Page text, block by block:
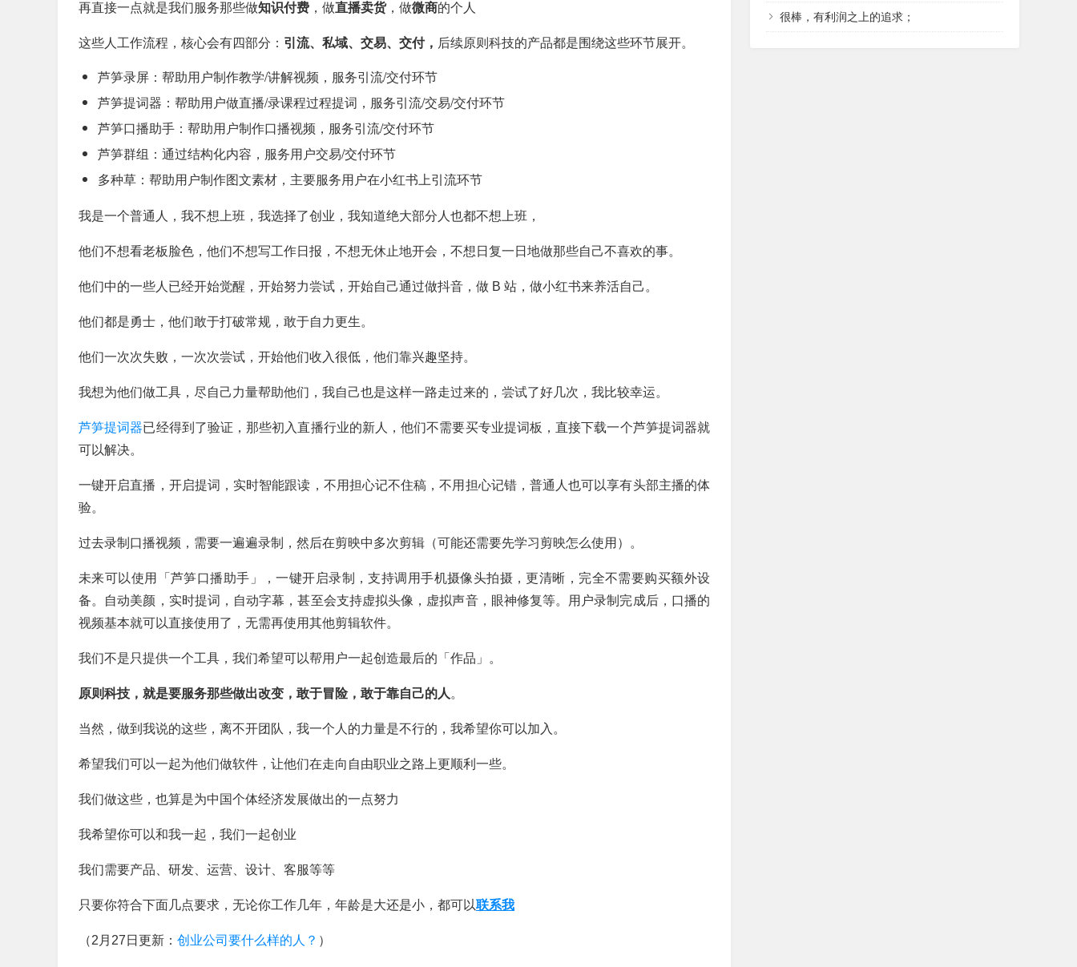
再直接一点就是我们服务那些做知识付费 ，做直播卖货，做微商的个人
这些人工作流程，核心会有四部分： 引流、私域、交易、交付， 后续原则科技的产品都是围绕这些环节展开。
芦笋录屏：帮助用户制作教学/讲解视频，服务引流/交付环节
芦笋提词器：帮助用户做直播/录课程过程提词，服务引流/交易/交付环节
芦笋口播助手：帮助用户制作口播视频，服务引流/交付环节
芦笋群组：通过结构化内容，服务用户交易/交付环节
多种草：帮助用户制作图文素材，主要服务用户在小红书上引流环节
我是一个普通人，我不想上班，我选择了创业，我知道绝大部分人也都不想上班，
他们不想看老板脸色，他们不想写工作日报，不想无休止地开会，不想日复一日地做那些自己不喜欢的事。
他们中的一些人已经开始觉醒，开始努力尝试，开始自己通过做抖音，做 B 站，做小红书来养活自己。
他们都是勇士，他们敢于打破常规，敢于自力更生。
他们一次次失败，一次次尝试， 开始他们收入很低，他们靠兴趣坚持。
我想为他们做工具，尽自己力量帮助他们，我自己也是这样一路走过来的，尝试了好几次，我比较幸运。
芦笋提词器已经得到了验证，那些初入直播行业的新人，他们不需要买专业提词板，直接下载一个芦笋提词器就
可以解决。
一键开启直播，开启提词，实时智能跟读，不用担心记不住稿，不用担心记错，普通人也可以享有头部主播的体
验。
过去录制口播视频，需要一遍遍录制，然后在剪映中多次剪辑（可能还需要先学习剪映怎么使用）。
未来可以使用「芦笋口播助手」，一键开启录制，支持调用手机摄像头拍摄，更清晰，完全不需要购买额外设
备。自动美颜，实时提词，自动字幕，甚至会支持虚拟头像，虚拟声音，眼神修复等。用户录制完成后，口播的
视频基本就可以直接使用了，无需再使用其他剪辑软件。
我们不是只提供一个工具，我们希望可以帮用户一起创造最后的「作品」。
原则科技，就是要服务那些做出改变，敢于冒险，敢于靠自己的人 。
当然，做到我说的这些，离不开团队，我一个人的力量是不行的，我希望你可以加入。
希望我们可以一起为他们做软件，让他们在走向自由职业之路上更顺利一些。
我们做这些，也算是为中国个体经济发展做出的一点努力
我希望你可以和我一起，我们一起创业
我们需要产品、研发、运营、设计、客服等等
只要你符合下面几点要求，无论你工作几年，年龄是大还是小，都可以联系我
（2月27日更新： 创业公司要什么样的人？ ）
很棒，有利润之上的追求；